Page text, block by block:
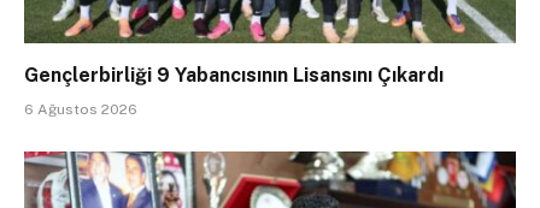
Gençlerbirliği 9 Yabancısının Lisansını Çıkardı
6 Ağustos 2026